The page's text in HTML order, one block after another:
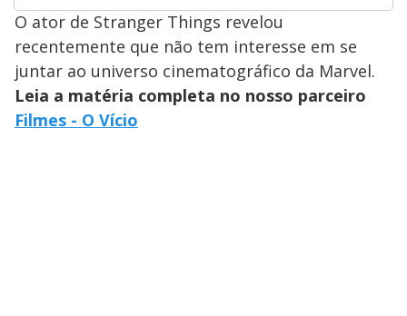
O ator de Stranger Things revelou
recentemente que não tem interesse em se
juntar ao universo cinematográfico da Marvel.
Leia a matéria completa no nosso parceiro
Filmes - O Vício